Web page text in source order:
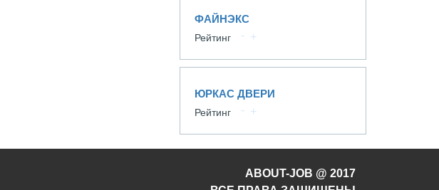
ФАЙНЭКС
Рейтинг
ЮРКАС ДВЕРИ
Рейтинг
ABOUT-JOB @ 2017